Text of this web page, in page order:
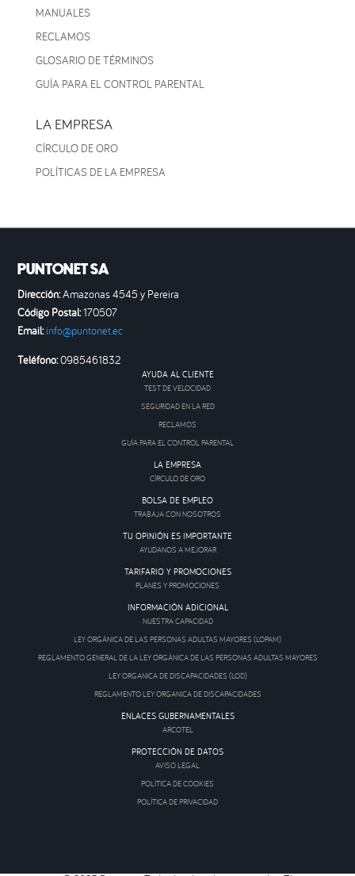
MANUALES
RECLAMOS
GLOSARIO DE TÉRMINOS
GUÍA PARA EL CONTROL PARENTAL
LA EMPRESA
CÍRCULO DE ORO
POLÍTICAS DE LA EMPRESA
PUNTONET SA
Dirección:Amazonas 4545 y Pereira
Código Postal:170507
Email:info@puntonet.ec
Teléfono:0985461832
AYUDA AL CLIENTE
TEST DE VELOCIDAD
SEGURIDAD EN LA RED
RECLAMOS
GUÍA PARA EL CONTROL PARENTAL
LA EMPRESA
CÍRCULO DE ORO
BOLSA DE EMPLEO
TRABAJA CON NOSOTROS
TU OPINIÓN ES IMPORTANTE
AYUDANOS A MEJORAR
TARIFARIO Y PROMOCIONES
PLANES Y PROMOCIONES
INFORMACIÓN ADICIONAL
NUESTRA CAPACIDAD
LEY ORGÁNICA DE LAS PERSONAS ADULTAS MAYORES (LOPAM)
REGLAMENTO GENERAL DE LA LEY ORGÁNICA DE LAS PERSONAS ADULTAS MAYORES
LEY ORGANICA DE DISCAPACIDADES (LOD)
REGLAMENTO LEY ORGANICA DE DISCAPACIDADES
ENLACES GUBERNAMENTALES
ARCOTEL
PROTECCIÓN DE DATOS
AVISO LEGAL
POLÍTICA DE COOKIES
POLÍTICA DE PRIVACIDAD